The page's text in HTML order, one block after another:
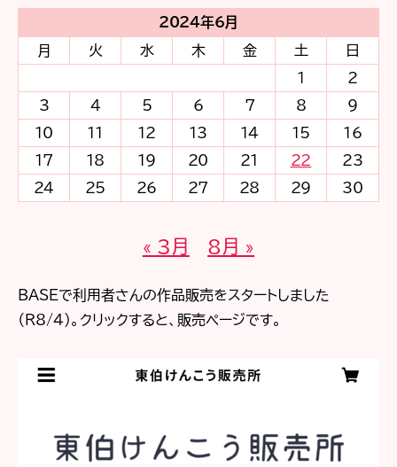
2024年6月
月
火 水 木 金 土
日
1
2
3
4 5 6 7 8
9
10
11 12 13 14 15
16
17
18 19 20 21 22
23
24
25 26 27 28 29 30
« 3月 8月 »
BASEで利用者さんの作品販売をスタートしました
（R8/4)。クリックすると、販売ページです。